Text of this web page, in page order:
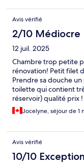
Avis vérifié
2/10 Médiocre
12 juil. 2025
Chambre trop petite
rénovation! Petit filet
Prendre sa douche
toilette qui contient
réservoir) qualité prix !
même prix !
Jocelyne, séjour de 1
Avis vérifié
10/10